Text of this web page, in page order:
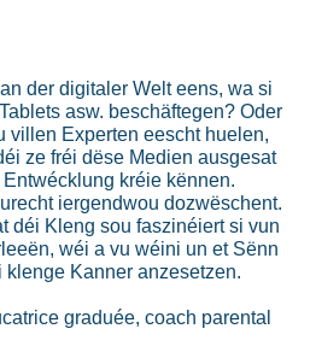
der digitaler Welt eens, wa si
asw. beschäftegen? Oder
villen Experten eescht huelen,
ze fréi dëse Medien ausgesat
kréie kënnen.
iergendwou dozwëschent.
déi Kleng sou faszinéiert si vun
wéi a vu wéini un et Sënn
Kanner anzesetzen.
graduée, coach parental